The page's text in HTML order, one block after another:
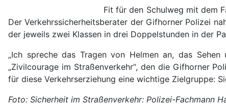
Fit für den Schulweg mit dem
Der Verkehrssicherheitsberater der Gifhorner Polizei
der jeweils zwei Klassen in drei Doppelstunden in der
„Ich spreche das Tragen von Helmen an, das
„Zivilcourage im Straßenverkehr“, den die Gifhorner
für diese Verkehrserziehung eine wichtige Zielgruppe:
Foto: Sicherheit im Straßenverkehr: Polizei-Fachmann